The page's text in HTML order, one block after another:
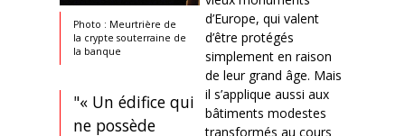
Photo : Meurtrière de
la crypte souterraine de
la banque
"« Un édifice qui
ne possède
d’Europe, qui valent
d’être protégés
simplement en raison
de leur grand âge. Mais
il s’applique aussi aux
bâtiments modestes
transformés au cours